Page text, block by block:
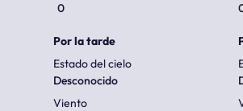
0
Por la tarde
Estado del cielo
Desconocido
Viento